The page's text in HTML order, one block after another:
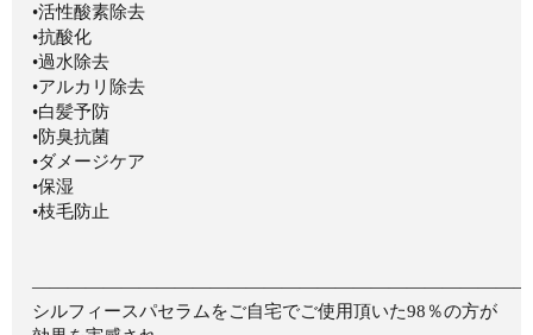
•活性酸素除去
•抗酸化
•過水除去
•アルカリ除去
•白髪予防
•防臭抗菌
•ダメージケア
•保湿
•枝毛防止
シルフィースパセラムをご自宅でご使用頂いた98％の方が